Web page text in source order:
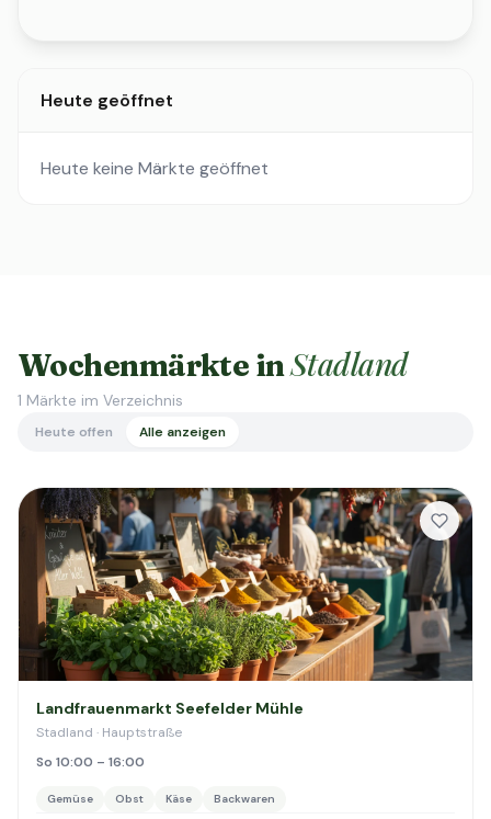
Heute geöffnet
Heute keine Märkte geöffnet
Wochenmärkte inStadland
1 Märkte im Verzeichnis
Heute offen Alle anzeigen
Landfrauenmarkt Seefelder Mühle
Stadland · Hauptstraße
So 10:00 – 16:00
Gemüse Obst Käse Backwaren